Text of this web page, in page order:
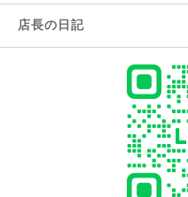
店長の日記